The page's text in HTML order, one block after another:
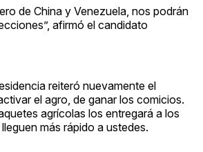
de China y Venezuela, nos podrán
afirmó el candidato
reiteró nuevamente el
el agro, de ganar los comicios.
agrícolas los entregará a los
más rápido a ustedes.